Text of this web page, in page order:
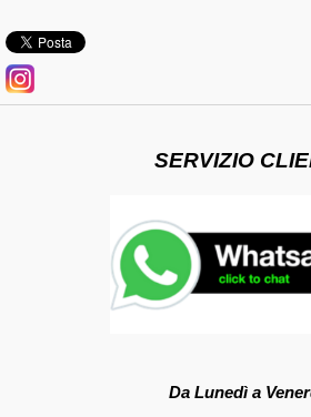
SERVIZIO
Da Lunedì a